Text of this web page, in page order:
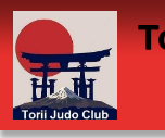
Panneau de gestion